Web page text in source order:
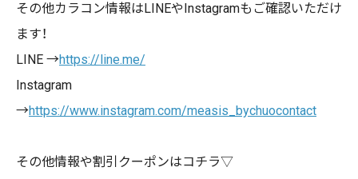
その他カラコン情報はLINEやInstagramもご確認いただけ
ます！
LINE →https://line.me/
Instagram
→https://www.instagram.com/measis_bychuocontact
その他情報や割引クーポンはコチラ▽